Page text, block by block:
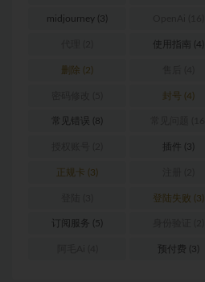
midjourney (3)
使用指南 (4)
删除 (2)
封号 (4)
常见错误 (8)
插件 (3)
正规卡 (3)
登陆失败 (3)
订阅服务 (5)
预付费 (3)